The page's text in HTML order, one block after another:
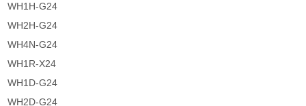
WH1H-G24
WH2H-G24
WH4N-G24
WH1R-X24
WH1D-G24
WH2D-G24